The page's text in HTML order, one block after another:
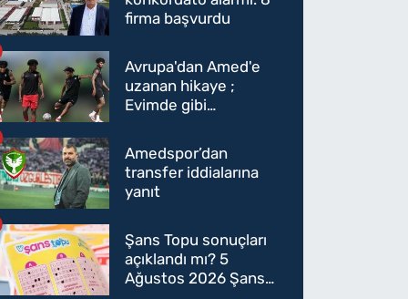
firma başvurdu
Avrupa'dan Amed'e
uzanan hikaye ;
Evimde gibi
Amedspor’dan
transfer iddialarına
yanıt
Şans Topu sonuçları
açıklandı mı? 5
Ağustos 2026 Şans